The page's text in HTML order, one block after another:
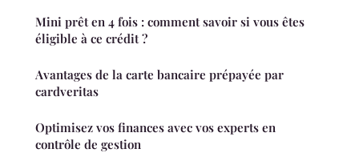
Mini prêt en 4 fois : comment savoir si vous êtes
éligible à ce crédit ?
Avantages de la carte bancaire prépayée par
cardveritas
Optimisez vos finances avec vos experts en
contrôle de gestion